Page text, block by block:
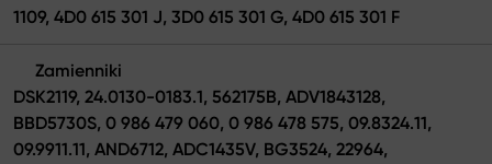
1109, 4D0 615 301 J, 3D0 615 301 G, 4D0 615 301 F
Zamienniki
DSK2119, 24.0130-0183.1, 562175B, ADV1843128,
BBD5730S, 0 986 479 060, 0 986 478 575, 09.8324.11,
09.9911.11, AND6712, ADC1435V, BG3524, 22964,